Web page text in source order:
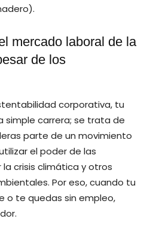
mercado laboral de la
de los
corporativa, tu
simple carrera; se trata de
parte de un movimiento
el poder de las
crisis climática y otros
Por eso, cuando tu
o te quedas sin empleo,